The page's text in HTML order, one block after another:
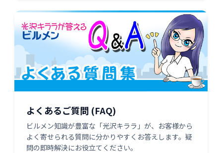
よくあるご質問 (FAQ)
ビルメン知識が豊富な「光沢キララ」が、お客様から
よく寄せられる質問に分かりやすくお答えします。疑
問の即時解決にお役立てください。